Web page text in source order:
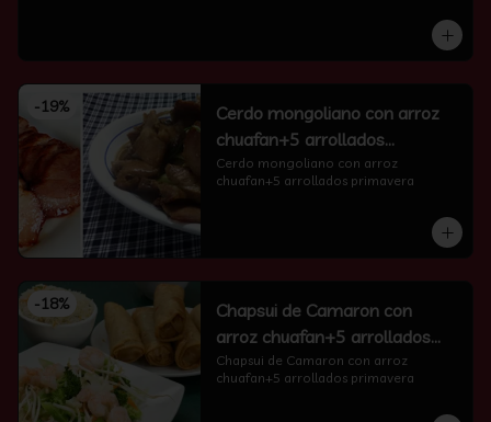
-19%
Cerdo mongoliano con arroz
chuafan+5 arrollados
primavera
Cerdo mongoliano con arroz
chuafan+5 arrollados primavera
-18%
Chapsui de Camaron con
arroz chuafan+5 arrollados
primavera
Chapsui de Camaron con arroz
chuafan+5 arrollados primavera